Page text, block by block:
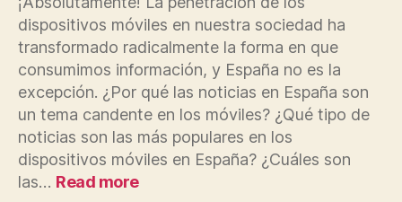
dispositivos móviles en nuestra sociedad ha
transformado radicalmente la forma en que
consumimos información, y España no es la
excepción. ¿Por qué las noticias en España son
un tema candente en los móviles? ¿Qué tipo de
noticias son las más populares en los
dispositivos móviles en España? ¿Cuáles son
las… Read more: